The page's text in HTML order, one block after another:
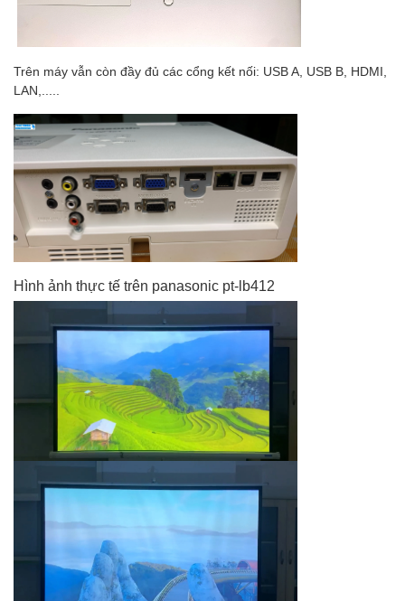
Trên máy vẫn còn đầy đủ các cổng kết nối: USB A, USB B, HDMI,
LAN,.....
Hình ảnh thực tế trên panasonic pt-lb412